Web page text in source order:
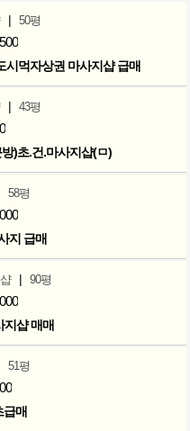
| 50평
시먹자상권 마사지샵 급매
| 43평
)초.건.마사지샵(ㅁ)
58평
지 급매
| 90평
지샵 매매
51평
매